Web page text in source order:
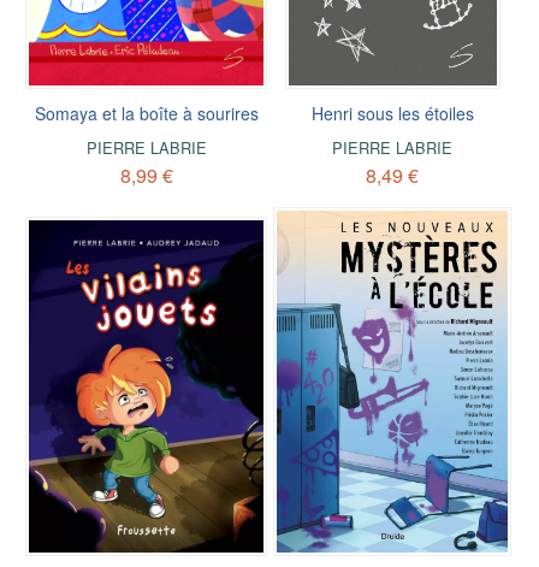
Somaya et la boîte à sourires
PIERRE LABRIE
8,99 €
Henri sous les étoiles
PIERRE LABRIE
8,49 €